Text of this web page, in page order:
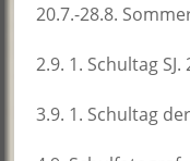
20.7.-28.8.
2.9. 1. Schultag SJ.
3.9. 1. Schultag